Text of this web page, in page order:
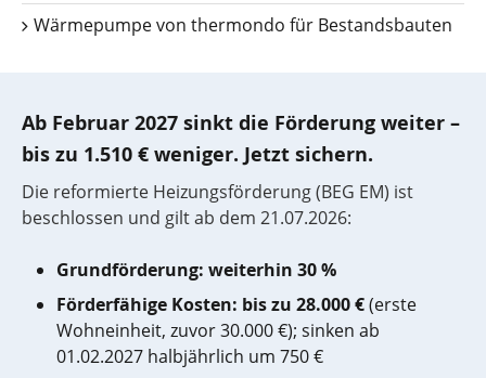
Wärmepumpe von thermondo für Bestandsbauten
Ab Februar 2027 sinkt die Förderung weiter –
bis zu 1.510 € weniger. Jetzt sichern.
Die reformierte Heizungsförderung (BEG EM) ist
beschlossen und gilt ab dem 21.07.2026:
Grundförderung: weiterhin 30 %
Förderfähige Kosten: bis zu 28.000 €(erste
Wohneinheit, zuvor 30.000€); sinken ab
01.02.2027 halbjährlich um 750€